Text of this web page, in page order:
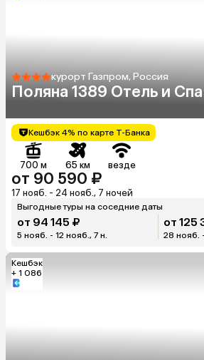
курорт Газпром, Россия
Поляна 1389 Отель и Спа
Кешбэк 4% по карте Т-Банка
700 м 65 км везде
от 90 590 ₽
17 нояб. - 24 нояб., 7 ночей
Выгодные туры на соседние даты
от 94 145 ₽
5 нояб. - 12 нояб., 7 н.
от 125
28 нояб.
Кешбэк
+ 1 086